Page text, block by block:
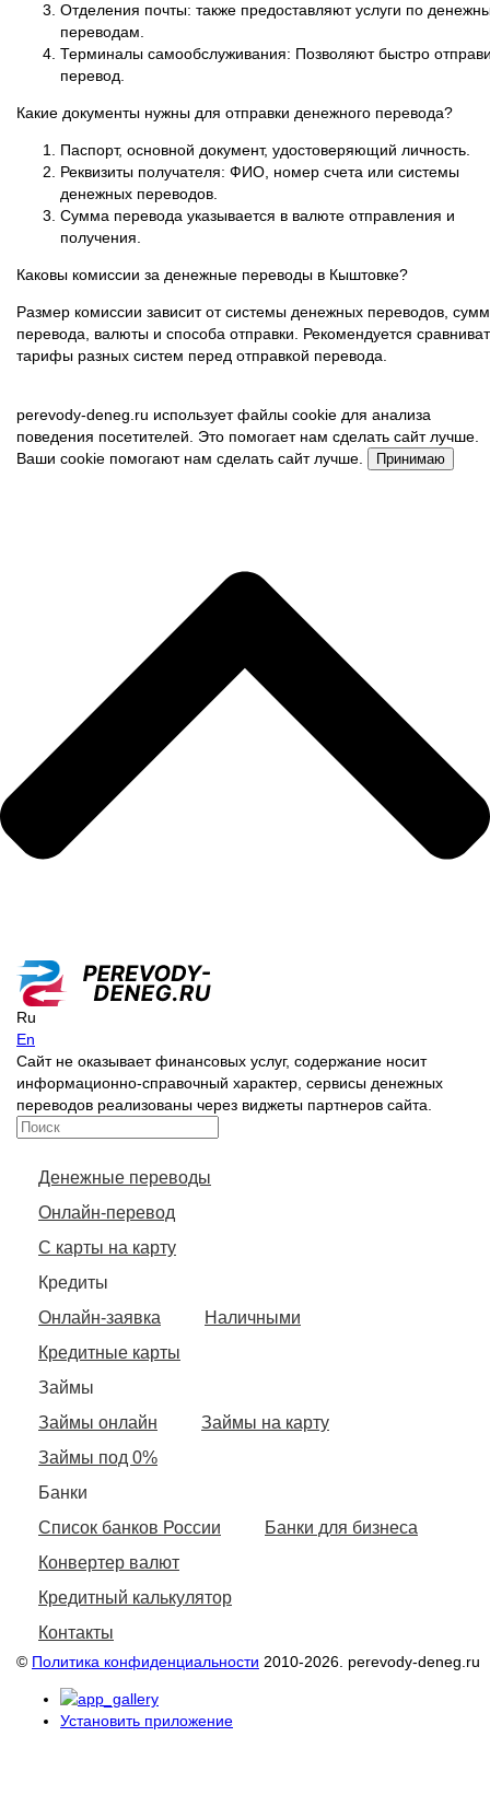
Отделения почты: также предоставляют услуги по
переводам.
Терминалы самообслуживания: Позволяют быстро
перевод.
Какие документы нужны для отправки денежного перевода?
Паспорт, основной документ, удостоверяющий личность.
Реквизиты получателя: ФИО, номер счета или системы
денежных переводов.
Сумма перевода указывается в валюте отправления и
получения.
Каковы комиссии за денежные переводы в Кыштовке?
Размер комиссии зависит от системы денежных переводов,
перевода, валюты и способа отправки. Рекомендуется
тарифы разных систем перед отправкой перевода.
perevody-deneg.ru использует файлы cookie для анализа
поведения посетителей. Это помогает нам сделать сайт лучше.
Ваши cookie помогают нам сделать сайт лучше.
Принимаю
Ru
En
Сайт не оказывает финансовых услуг, содержание носит
информационно-справочный характер, сервисы денежных
переводов реализованы через виджеты партнеров сайта.
Денежные переводы
Онлайн-перевод
С карты на карту
Кредиты
Онлайн-заявка
Наличными
Кредитные карты
Займы
Займы онлайн
Займы на карту
Займы под 0%
Банки
Список банков России
Банки для бизнеса
Конвертер валют
Кредитный калькулятор
Контакты
© Политика конфиденциальности 2010-2026. perevody-deneg.ru
Установить приложение